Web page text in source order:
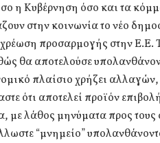
η Κυβέρνηση όσο και τα
στην κοινωνία το νέο
προσαρμογής στην Ε.Ε.
θα αποτελούσε
πλαίσιο χρήζει αλλαγών,
ότι αποτελεί προϊόν
με λάθος μηνύματα προς τους
“μνημείο”